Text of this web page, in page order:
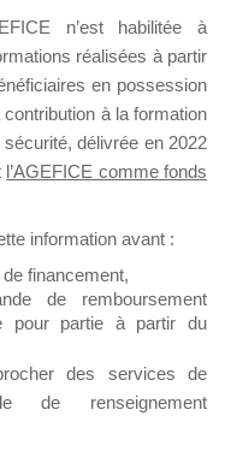
de
à l’Appel à
au support
un message
n’est habilitée à
réalisées à partir
en possession
à la formation
délivrée en 2022
l’AGEFICE comme fonds
information avant :
financement,
de remboursement
pour partie à partir du
des services de
de renseignement